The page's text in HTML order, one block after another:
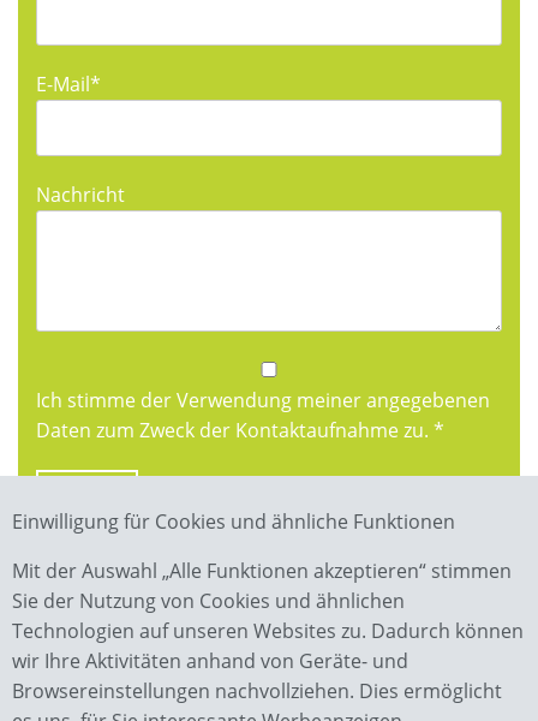
E-Mail*
Nachricht
Ich stimme der Verwendung meiner angegebenen
Daten zum Zweck der Kontaktaufnahme zu. *
Einwilligung für Cookies und ähnliche Funktionen
Mit der Auswahl „Alle Funktionen akzeptieren“ stimmen
Sie der Nutzung von Cookies und ähnlichen
Technologien auf unseren Websites zu. Dadurch können
wir Ihre Aktivitäten anhand von Geräte- und
Browsereinstellungen nachvollziehen. Dies ermöglicht